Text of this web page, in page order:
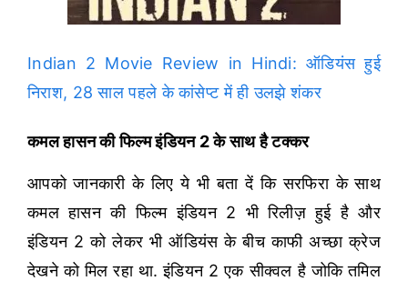
Indian 2 Movie Review in Hindi: ऑडियंस हुई
निराश, 28 साल पहले के कांसेप्ट में ही उलझे शंकर
कमल हासन की फिल्म इंडियन 2 के साथ है टक्कर
आपको जानकारी के लिए ये भी बता दें कि सरफिरा के साथ
कमल हासन की फिल्म इंडियन 2 भी रिलीज़ हुई है और
इंडियन 2 को लेकर भी ऑडियंस के बीच काफी अच्छा क्रेज
देखने को मिल रहा था. इंडियन 2 एक सीक्वल है जोकि तमिल